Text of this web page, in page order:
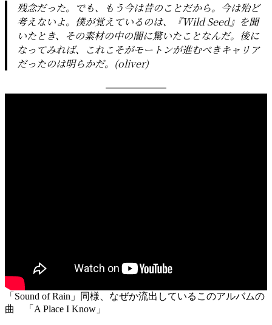
残念だった。でも、もう今は昔のことだから。今は殆ど
考えないよ。僕が覚えているのは、『Wild Seed』を聞
いたとき、その素材の中の闇に驚いたことなんだ。後に
なってみれば、これこそがモートンが進むべきキャリア
だったのは明らかだ。(oliver)
「Sound of Rain」同様、なぜか流出しているこのアルバムの
曲 「A Place I Know」